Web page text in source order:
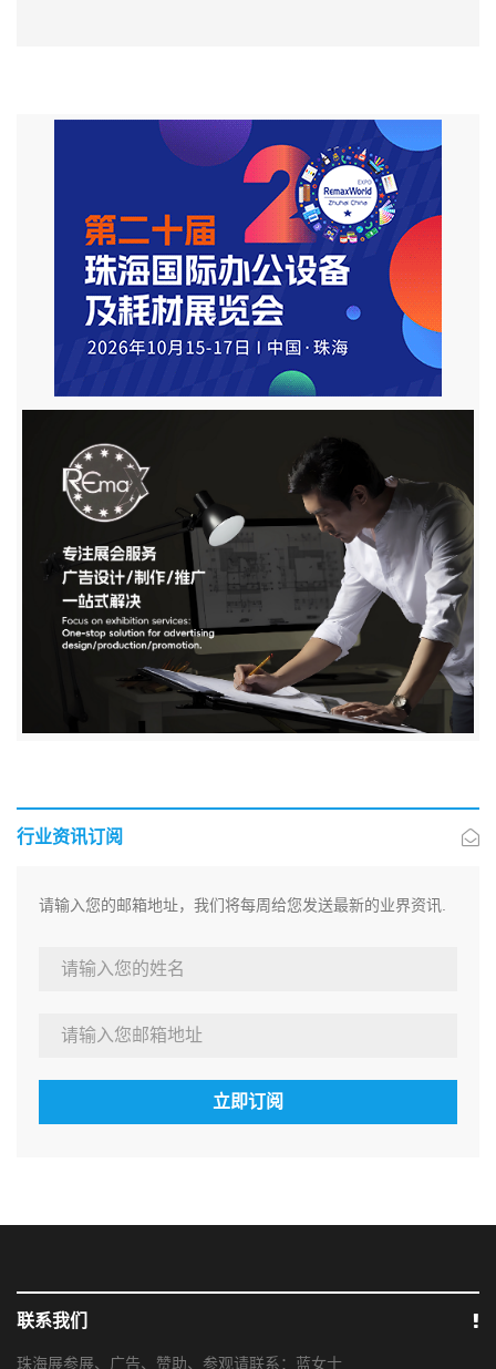
行业资讯订阅
请输入您的邮箱地址，我们将每周给您发送最新的业界资讯.
立即订阅
联系我们
珠海展参展、广告、赞助、参观请联系：蓝女士